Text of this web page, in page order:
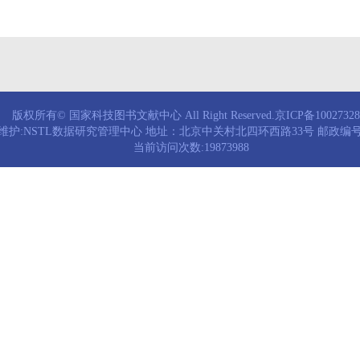
版权所有© 国家科技图书文献中心 All Right Reserved.京ICP备
护:NSTL数据研究管理中心 地址：北京中关村北四环西路33号 邮政编
当前访问次数:19873988